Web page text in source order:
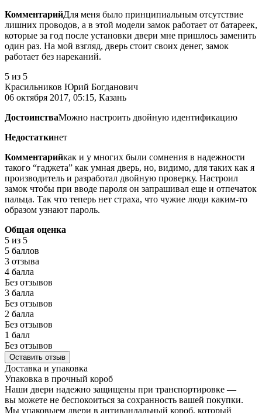
КомментарийДля меня было принципиальным отсутствие
лишних проводов, а в этой модели замок работает от батареек,
которые за год после установки двери мне пришлось заменить
один раз. На мой взгляд, дверь стоит своих денег, замок
работает без нареканий.
5 из 5
Красильников Юрий Богданович
06 октября 2017, 05:15, Казань
ДостоинстваМожно настроить двойную идентификацию
Недостаткинет
Комментарийкак и у многих были сомнения в надежности
такого “гаджета” как умная дверь, но, видимо, для таких как я
производитель и разработал двойную проверку. Настроил
замок чтобы при вводе пароля он запрашивал еще и отпечаток
пальца. Так что теперь нет страха, что чужие люди каким-то
образом узнают пароль.
Общая оценка
5 из 5
5 баллов
3 отзыва
4 балла
Без отзывов
3 балла
Без отзывов
2 балла
Без отзывов
1 балл
Без отзывов
Оставить отзыв
Доставка и упаковка
Упаковка в прочный короб
Наши двери надежно защищены при транспортировке —
вы можете не беспокоиться за сохранность вашей покупки.
Мы упаковыем двери в антивандальный короб, который